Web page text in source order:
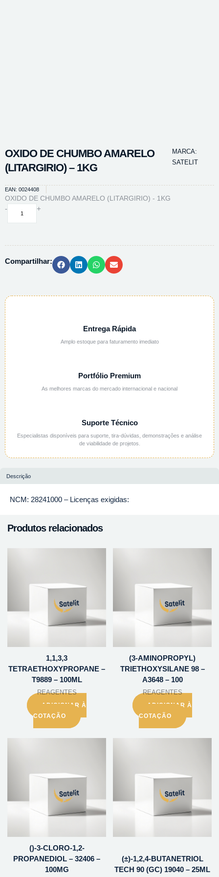
OXIDO DE CHUMBO AMARELO
(LITARGIRIO) – 1KG
MARCA:
SATELIT
EAN: 0024408
OXIDO DE CHUMBO AMARELO (LITARGIRIO) - 1KG
-
OXIDO
-
+
Compartilhar:
Entrega Rápida
Amplo estoque para faturamento imediato
Portfólio Premium
As melhores marcas do mercado internacional e nacional
Suporte Técnico
Especialistas disponíveis para suporte, tira-dúvidas, demonstrações e análise
de viabilidade de projetos.
Descrição
NCM: 28241000 – Licenças exigidas:
Produtos relacionados
1,1,3,3
TETRAETHOXYPROPANE –
T9889 – 100ML
REAGENTES
ADICIONAR À
COTAÇÃO
(3-AMINOPROPYL)
TRIETHOXYSILANE 98 –
A3648 – 100
REAGENTES
ADICIONAR À
COTAÇÃO
()-3-CLORO-1,2-
PROPANEDIOL – 32406 –
100MG
(±)-1,2,4-BUTANETRIOL
TECH 90 (GC) 19040 – 25ML